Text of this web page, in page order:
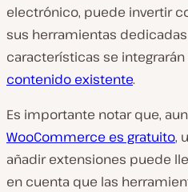
electrónico, puede invertir
sus herramientas
características se
contenido existente.
Es importante notar que,
WooCommerce es gratuito,
añadir extensiones puede
en cuenta que las